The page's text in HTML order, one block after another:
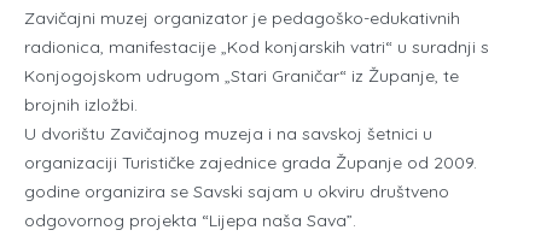
Zavičajni muzej organizator je pedagoško-edukativnih
radionica, manifestacije „Kod konjarskih vatri“ u suradnji s
Konjogojskom udrugom „Stari Graničar“ iz Županje, te
brojnih izložbi.
U dvorištu Zavičajnog muzeja i na savskoj šetnici u
organizaciji Turističke zajednice grada Županje od 2009.
godine organizira se Savski sajam u okviru društveno
odgovornog projekta “Lijepa naša Sava”.